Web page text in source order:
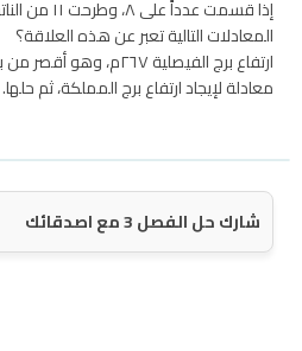
المعادلات التالية تعبر عن هذه العلاقة؟
معادلة لإيجاد ارتفاع برج المملكة، ثم حلها.
شارك حل الفصل 3 مع اصدقائك